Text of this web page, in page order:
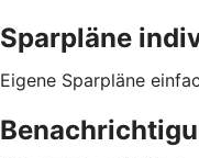
Sparpläne
Eigene Sparpläne